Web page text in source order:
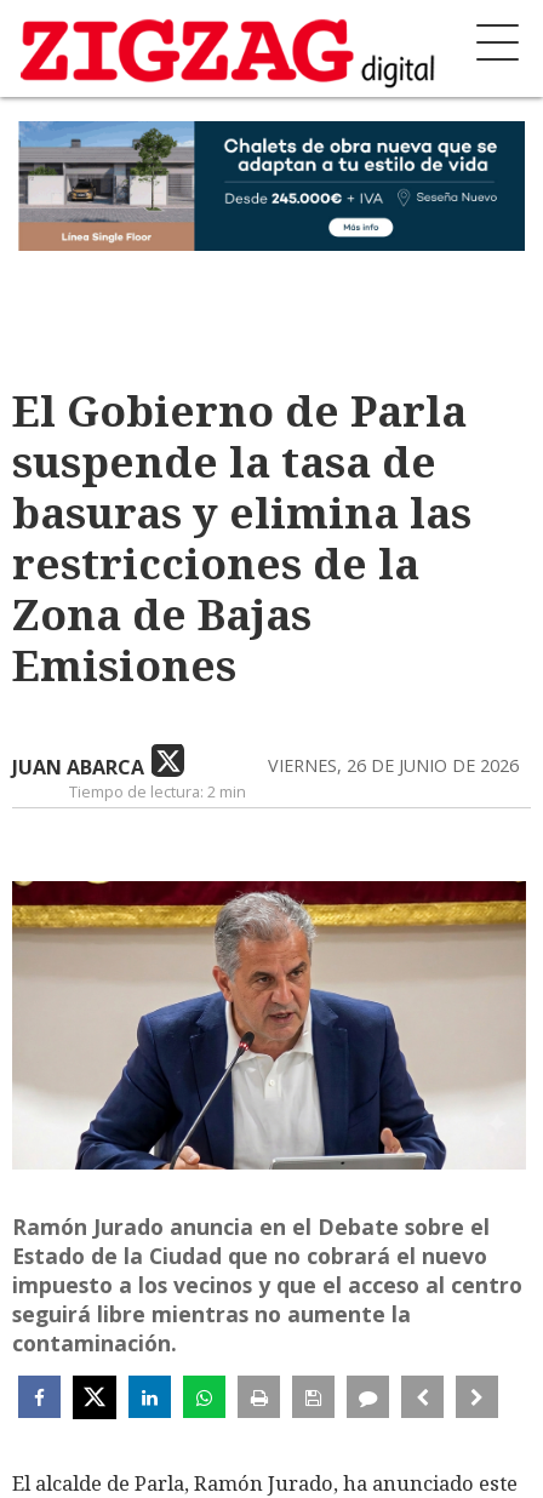
El Gobierno de Parla
suspende la tasa de
basuras y elimina las
restricciones de la
Zona de Bajas
Emisiones
JUAN ABARCA VIERNES, 26 DE JUNIO DE 2026
Tiempo de lectura: 2 min
Ramón Jurado anuncia en el Debate sobre el
Estado de la Ciudad que no cobrará el nuevo
impuesto a los vecinos y que el acceso al centro
seguirá libre mientras no aumente la
contaminación.
El alcalde de Parla, Ramón Jurado, ha anunciado este